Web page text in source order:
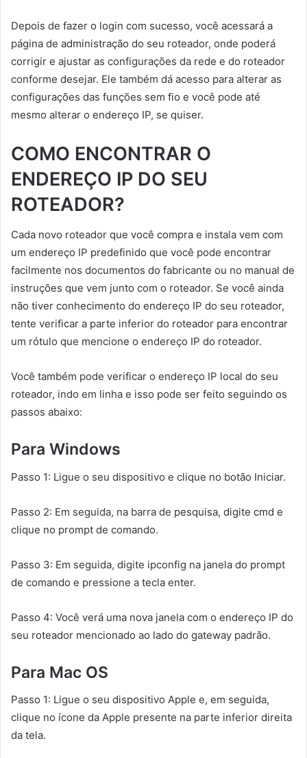
Depois de fazer o login com sucesso, você acessará a
página de administração do seu roteador, onde poderá
corrigir e ajustar as configurações da rede e do roteador
conforme desejar. Ele também dá acesso para alterar as
configurações das funções sem fio e você pode até
mesmo alterar o endereço IP, se quiser.
COMO ENCONTRAR O
ENDEREÇO IP DO SEU
ROTEADOR?
Cada novo roteador que você compra e instala vem com
um endereço IP predefinido que você pode encontrar
facilmente nos documentos do fabricante ou no manual de
instruções que vem junto com o roteador. Se você ainda
não tiver conhecimento do endereço IP do seu roteador,
tente verificar a parte inferior do roteador para encontrar
um rótulo que mencione o endereço IP do roteador.
Você também pode verificar o endereço IP local do seu
roteador, indo em linha e isso pode ser feito seguindo os
passos abaixo:
Para Windows
Passo 1: Ligue o seu dispositivo e clique no botão Iniciar.
Passo 2: Em seguida, na barra de pesquisa, digite cmd e
clique no prompt de comando.
Passo 3: Em seguida, digite ipconfig na janela do prompt
de comando e pressione a tecla enter.
Passo 4: Você verá uma nova janela com o endereço IP do
seu roteador mencionado ao lado do gateway padrão.
Para Mac OS
Passo 1: Ligue o seu dispositivo Apple e, em seguida,
clique no ícone da Apple presente na parte inferior direita
da tela.